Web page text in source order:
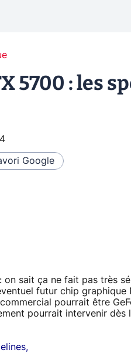
5700 : les
Google
on sait ça ne fait pas très
futur chip graphique
pourrait être
pourrait intervenir dès